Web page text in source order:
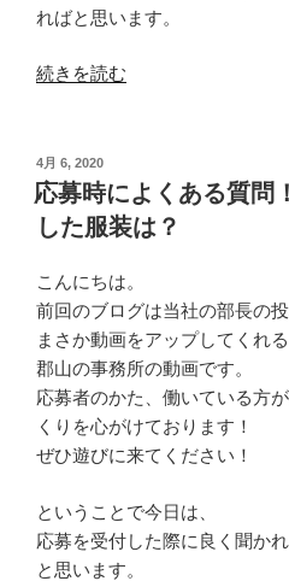
ればと思います。
“面
緊
張
し
ま
す。
対
処
す
る
た
め
４
つ
の
続きを読む
投
稿
日:
4月 6, 2020
応募時によくある質問
した服装は？
こんにちは。
前回のブログは当社の部長の投
まさか動画をアップしてくれ
郡山の事務所の動画です。
応募者のかた、働いている方
くりを心がけております！
ぜひ遊びに来てください！
ということで今日は、
応募を受付した際に良く聞か
と思います。